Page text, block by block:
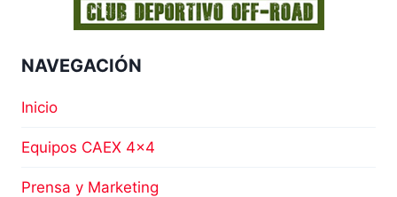
NAVEGACIÓN
Inicio
Equipos CAEX 4×4
Prensa y Marketing